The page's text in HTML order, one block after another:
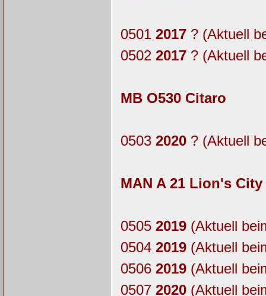
0501 2017? (Aktuell
0502 2017? (Aktuell
MB O530 Citaro
0503 2020? (Aktuell
MAN A 21 Lion's City
0505 2019(Aktuell
0504 2019(Aktuell
0506 2019(Aktuell
0507 2020(Aktuell